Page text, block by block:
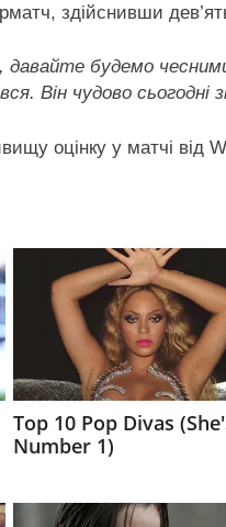
здійснивши
давайте будемо
Він чудово сьогодні
оцінку у матчі від